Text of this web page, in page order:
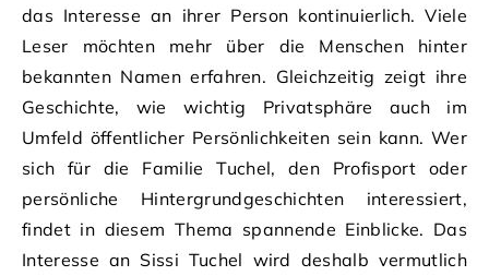
das Interesse an ihrer Person kontinuierlich. Viele
Leser möchten mehr über die Menschen hinter
bekannten Namen erfahren. Gleichzeitig zeigt ihre
Geschichte, wie wichtig Privatsphäre auch im
Umfeld öffentlicher Persönlichkeiten sein kann. Wer
sich für die Familie Tuchel, den Profisport oder
persönliche Hintergrundgeschichten interessiert,
findet in diesem Thema spannende Einblicke. Das
Interesse an Sissi Tuchel wird deshalb vermutlich